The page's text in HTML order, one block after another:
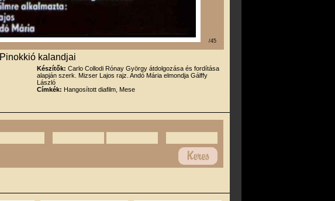
/45
Pinokkió kalandjai
Készítők: Carlo Collodi Rónay György átdolgozása és fordítása
alapján szerk. Mizser Lajos rajz. Andó Mária elmondja Gálffy
László
Címkék: Hangosított diafilm, Mese